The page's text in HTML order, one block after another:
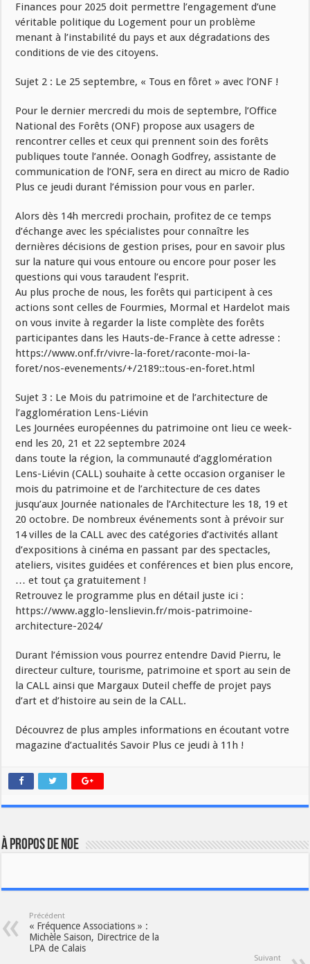
Finances pour 2025 doit permettre l’engagement d’une
véritable politique du Logement pour un problème
menant à l’instabilité du pays et aux dégradations des
conditions de vie des citoyens.
Sujet 2 : Le 25 septembre, « Tous en fôret » avec l’ONF !
Pour le dernier mercredi du mois de septembre, l’Office
National des Forêts (ONF) propose aux usagers de
rencontrer celles et ceux qui prennent soin des forêts
publiques toute l’année. Oonagh Godfrey, assistante de
communication de l’ONF, sera en direct au micro de Radio
Plus ce jeudi durant l’émission pour vous en parler.
Alors dès 14h mercredi prochain, profitez de ce temps
d’échange avec les spécialistes pour connaître les
dernières décisions de gestion prises, pour en savoir plus
sur la nature qui vous entoure ou encore pour poser les
questions qui vous taraudent l’esprit.
Au plus proche de nous, les forêts qui participent à ces
actions sont celles de Fourmies, Mormal et Hardelot mais
on vous invite à regarder la liste complète des forêts
participantes dans les Hauts-de-France à cette adresse :
https://www.onf.fr/vivre-la-foret/raconte-moi-la-
foret/nos-evenements/+/2189::tous-en-foret.html
Sujet 3 : Le Mois du patrimoine et de l’architecture de
l’agglomération Lens-Liévin
Les Journées européennes du patrimoine ont lieu ce week-
end les 20, 21 et 22 septembre 2024
dans toute la région, la communauté d’agglomération
Lens-Liévin (CALL) souhaite à cette occasion organiser le
mois du patrimoine et de l’architecture de ces dates
jusqu’aux Journée nationales de l’Architecture les 18, 19 et
20 octobre. De nombreux événements sont à prévoir sur
14 villes de la CALL avec des catégories d’activités allant
d’expositions à cinéma en passant par des spectacles,
ateliers, visites guidées et conférences et bien plus encore,
… et tout ça gratuitement !
Retrouvez le programme plus en détail juste ici :
https://www.agglo-lenslievin.fr/mois-patrimoine-
architecture-2024/
Durant l’émission vous pourrez entendre David Pierru, le
directeur culture, tourisme, patrimoine et sport au sein de
la CALL ainsi que Margaux Duteil cheffe de projet pays
d’art et d’histoire au sein de la CALL.
Découvrez de plus amples informations en écoutant votre
magazine d’actualités Savoir Plus ce jeudi à 11h !
À propos de noe
Précédent
« Fréquence Associations » :
Michèle Saison, Directrice de la
LPA de Calais
Suivant